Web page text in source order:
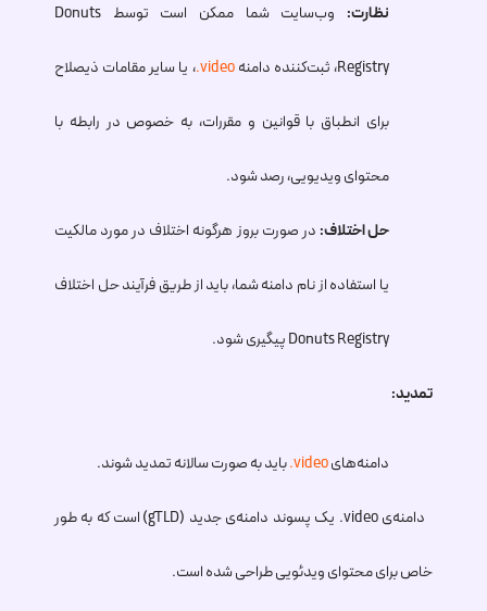
نظارت: وب‌سایت شما ممکن است توسط Donuts
Registry، ثبت‌کننده دامنه .video، یا سایر مقامات ذیصلاح
برای انطباق با قوانین و مقررات، به خصوص در رابطه با
محتوای ویدیویی، رصد شود.
حل اختلاف: در صورت بروز هرگونه اختلاف در مورد مالکیت
یا استفاده از نام دامنه شما، باید از طریق فرآیند حل اختلاف
Donuts Registry پیگیری شود.
تمدید:
دامنه‌های.videoباید به صورت سالانه تمدید شوند.
دامنه‌ی.video یک پسوند دامنه‌ی جدید (gTLD) است که به طور
خاص برای محتوای ویدئویی طراحی شده است.